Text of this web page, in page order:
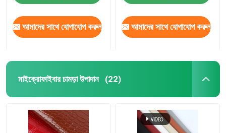
আমাদের সাথে যোগাযোগ করুন আমাদের সাথে যোগাযোগ করুন
মাইক্রোফাইবার চামড়া উপাদান (22)